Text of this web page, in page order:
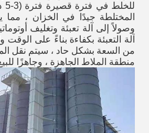
المختلطة جيدًا في الخزان ،
وصولاً إلى آلة تعبئة وتغليف
آلة التعبئة بكفاءة بناءً على
من السعة بشكل حاد ، سيتم نقل
منطقة الملاط الجاهزة ، وجاهزًا